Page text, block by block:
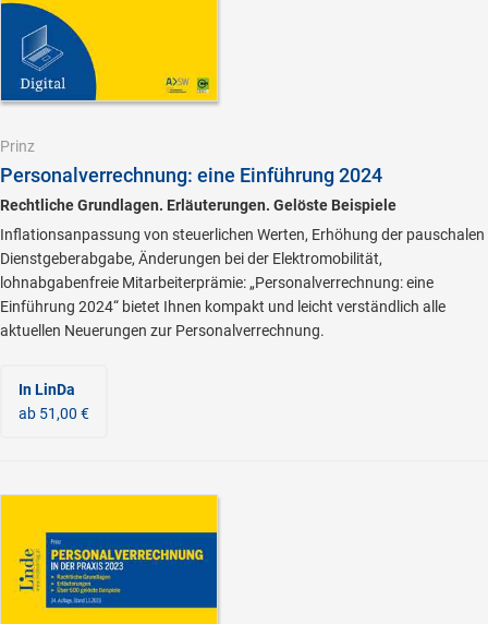
Prinz
Personalverrechnung: eine Einführung 2024
Rechtliche Grundlagen. Erläuterungen. Gelöste Beispiele
Inflationsanpassung von steuerlichen Werten, Erhöhung der pauschalen
Dienstgeberabgabe, Änderungen bei der Elektromobilität,
lohnabgabenfreie Mitarbeiterprämie: „Personalverrechnung: eine
Einführung 2024“ bietet Ihnen kompakt und leicht verständlich alle
aktuellen Neuerungen zur Personalverrechnung.
In LinDa
ab 51,00 €